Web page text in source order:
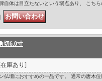
自体は目立たないという弱点あり、 こち
切6.0寸
庫あり]
仏壇におすすめの一品です。 通常の唐木